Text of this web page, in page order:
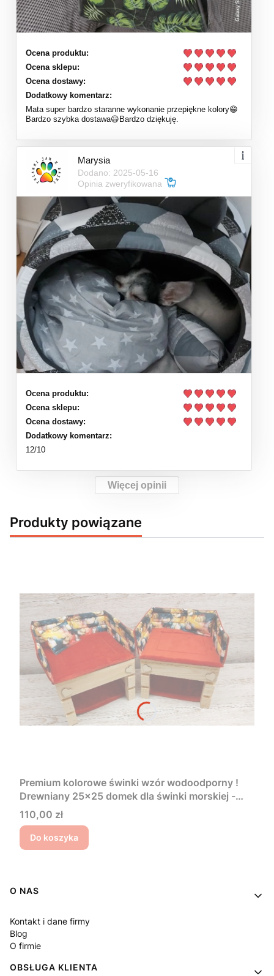
Ocena produktu:
Ocena sklepu:
Ocena dostawy:
Dodatkowy komentarz:
Mata super bardzo staranne wykonanie przepiękne kolory😁
Bardzo szybka dostawa😃Bardzo dziękuję.
Marysia
Dodano: 2025-05-16
Opinia zweryfikowana
Ocena produktu:
Ocena sklepu:
Ocena dostawy:
Dodatkowy komentarz:
12/10
Więcej opinii
Produkty powiązane
Premium kolorowe świnki wzór wodoodporny !
Drewniany 25x25 domek dla świnki morskiej -
dostępny od ręki
Cena
110,00 zł
Do koszyka
Linki w stopce
O NAS
Kontakt i dane firmy
Blog
O firmie
OBSŁUGA KLIENTA